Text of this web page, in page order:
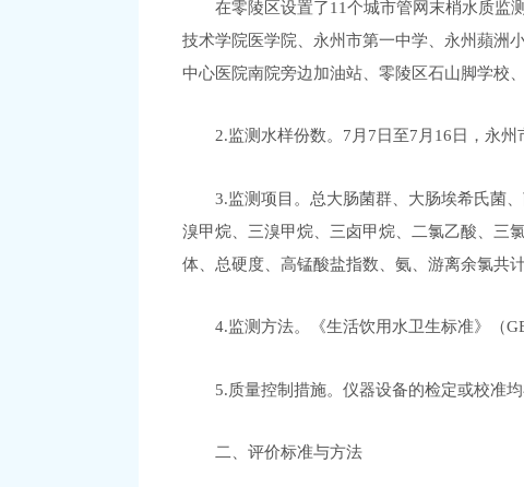
在零陵区设置了11个城市管网末梢水质监
技术学院医学院、永州市第一中学、永州蘋洲
中心医院南院旁边加油站、零陵区石山脚学校
2.监测水样份数。 7 月 7 日至7 月 16 日， 永州
3.监测项目。 总大肠菌群、大肠埃希氏菌
溴甲烷、三溴甲烷、三卤甲烷、二氯乙酸、三
体、总硬度、高锰酸盐指数、氨、游离余氯共计
4.监测方法。《生活饮用水卫生标准》（
5.质量控制措施。仪器设备的检定或校准
二、评价标准与方法